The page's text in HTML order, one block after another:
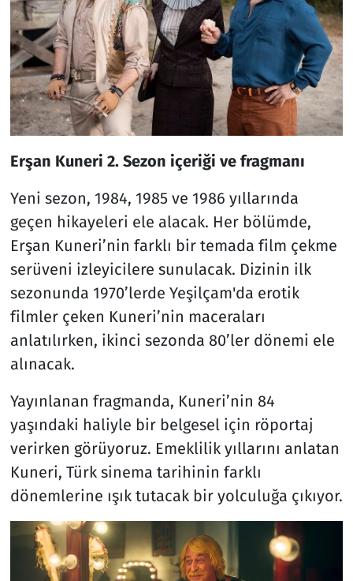
Erşan Kuneri 2. Sezon içeriği ve fragmanı
Yeni sezon, 1984, 1985 ve 1986 yıllarında
geçen hikayeleri ele alacak. Her bölümde,
Erşan Kuneri’nin farklı bir temada film çekme
serüveni izleyicilere sunulacak. Dizinin ilk
sezonunda 1970’lerde Yeşilçam'da erotik
filmler çeken Kuneri’nin maceraları
anlatılırken, ikinci sezonda 80’ler dönemi ele
alınacak.
Yayınlanan fragmanda, Kuneri’nin 84
yaşındaki haliyle bir belgesel için röportaj
verirken görüyoruz. Emeklilik yıllarını anlatan
Kuneri, Türk sinema tarihinin farklı
dönemlerine ışık tutacak bir yolculuğa çıkıyor.